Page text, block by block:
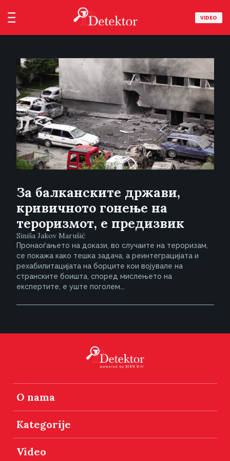
VIDEO
За балканските држави,
кривичното гонење на
тероризмот, е предизвик
Siniša Jakov Marušić
Пронаоѓањето на докази, во случаите на тероризам,
се покажа како тешка задача, а реинтеграцијата и
рехабилитацијата на борците кои војувале на
странските боишта, според мислењето на
експертите, е уште поголем...
O nama
Kategorije
Video